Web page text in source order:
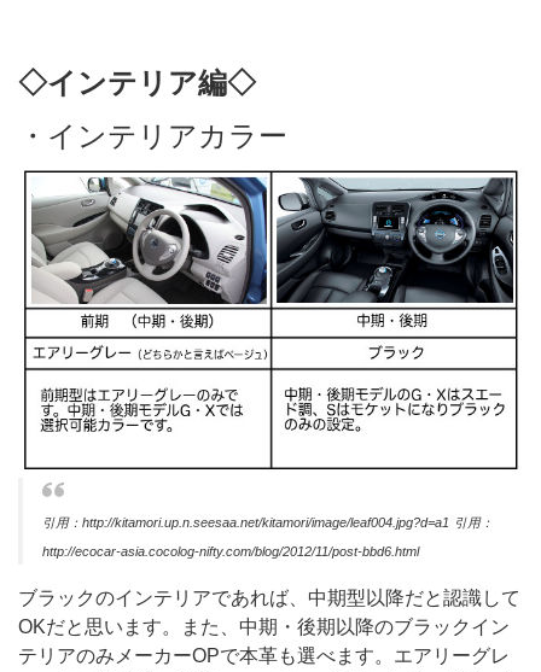
◇インテリア編◇
・インテリアカラー
引用：http://kitamori.up.n.seesaa.net/kitamori/image/leaf004.jpg?d=a1 引用：
http://ecocar-asia.cocolog-nifty.com/blog/2012/11/post-bbd6.html
ブラックのインテリアであれば、中期型以降だと認識して
OKだと思います。また、中期・後期以降のブラックイン
テリアのみメーカーOPで本革も選べます。エアリーグレ